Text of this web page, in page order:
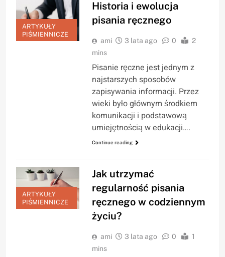
ARTYKUŁY
PIŚMIENNICZE
Historia i ewolucja
pisania ręcznego
ami 3 lata ago 0
2
mins
Pisanie ręczne jest jednym z
najstarszych sposobów
zapisywania informacji. Przez
wieki było głównym środkiem
komunikacji i podstawową
umiejętnością w edukacji….
Continue reading
ARTYKUŁY
PIŚMIENNICZE
Jak utrzymać
regularność pisania
ręcznego w codziennym
życiu?
ami 3 lata ago 0
1
mins